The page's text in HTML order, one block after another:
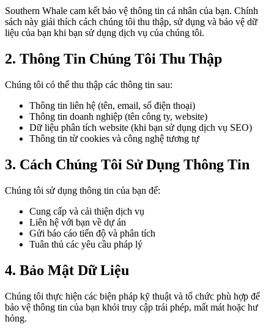
Southern Whale cam kết bảo vệ thông tin cá nhân của bạn. Chính
sách này giải thích cách chúng tôi thu thập, sử dụng và bảo vệ dữ
liệu của bạn khi bạn sử dụng dịch vụ của chúng tôi.
2. Thông Tin Chúng Tôi Thu Thập
Chúng tôi có thể thu thập các thông tin sau:
Thông tin liên hệ (tên, email, số điện thoại)
Thông tin doanh nghiệp (tên công ty, website)
Dữ liệu phân tích website (khi bạn sử dụng dịch vụ SEO)
Thông tin từ cookies và công nghệ tương tự
3. Cách Chúng Tôi Sử Dụng Thông Tin
Chúng tôi sử dụng thông tin của bạn để:
Cung cấp và cải thiện dịch vụ
Liên hệ với bạn về dự án
Gửi báo cáo tiến độ và phân tích
Tuân thủ các yêu cầu pháp lý
4. Bảo Mật Dữ Liệu
Chúng tôi thực hiện các biện pháp kỹ thuật và tổ chức phù hợp để
bảo vệ thông tin của bạn khỏi truy cập trái phép, mất mát hoặc hư
hỏng.